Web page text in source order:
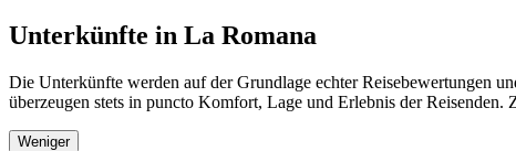
Unterkünfte in La Romana
Die Unterkünfte werden auf der Grundlage echter Reisebewertungen
überzeugen stets in puncto Komfort, Lage und Erlebnis der Reisenden.
Weniger